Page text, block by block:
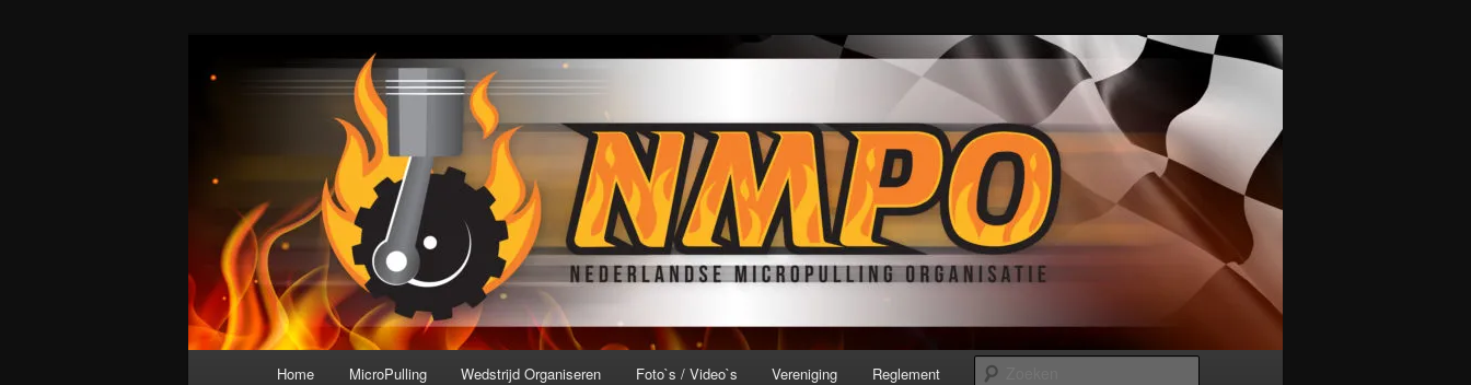
Nederlandse MicroPulling Organisatie
De meest krachtige modelbouwsport ter wereld!
Home MicroPulling Wedstrijd Organiseren Foto`s / Video`s Vereniging Reglement